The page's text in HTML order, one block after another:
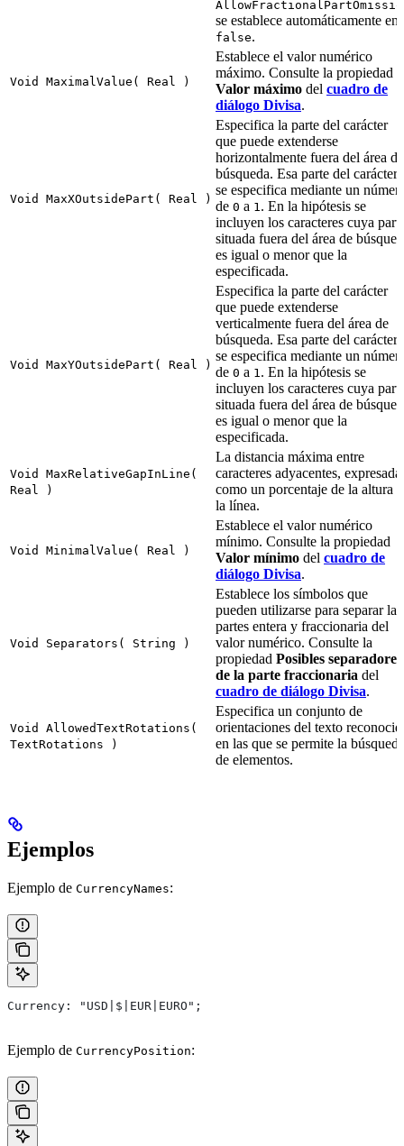
se establece automáticamente en
false.
Void MaximalValue( Real )
Establece el valor numérico
máximo. Consulte la propiedad
Valor máximo del cuadro de
diálogo Divisa.
Void MaxXOutsidePart( Real )
Especifica la parte del carácter
que puede extenderse
horizontalmente fuera del área de
búsqueda. Esa parte del carácter
se especifica mediante un
de 0 a 1. En la hipótesis se
incluyen los caracteres cuya
situada fuera del área de
es igual o menor que la
especificada.
Void MaxYOutsidePart( Real )
Especifica la parte del carácter
que puede extenderse
verticalmente fuera del área de
búsqueda. Esa parte del carácter
se especifica mediante un
de 0 a 1. En la hipótesis se
incluyen los caracteres cuya
situada fuera del área de
es igual o menor que la
especificada.
Void MaxRelativeGapInLine(
Real )
La distancia máxima entre
caracteres adyacentes, expresada
como un porcentaje de la altura
la línea.
Void MinimalValue( Real )
Establece el valor numérico
mínimo. Consulte la propiedad
Valor mínimo del cuadro de
diálogo Divisa.
Void Separators( String )
Establece los símbolos que
pueden utilizarse para separar las
partes entera y fraccionaria del
valor numérico. Consulte la
propiedad Posibles separadores
de la parte fraccionaria del
cuadro de diálogo Divisa.
Void AllowedTextRotations(
TextRotations )
Especifica un conjunto de
orientaciones del texto
en las que se permite la búsqueda
de elementos.
Ejemplos
Ejemplo de CurrencyNames:
Currency: "USD|$|EUR|EURO";
Ejemplo de CurrencyPosition: